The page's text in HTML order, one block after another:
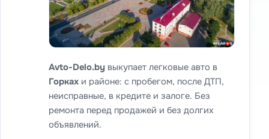
Avto-Delo.by выкупает легковые авто в
Горках и районе: с пробегом, после ДТП,
неисправные, в кредите и залоге. Без
ремонта перед продажей и без долгих
объявлений.